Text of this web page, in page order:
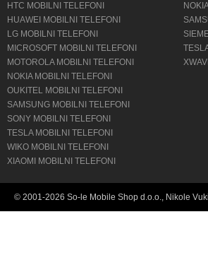
HTC MOBILNI TELEFONI
HUAWEI MOBILNI TELEFONI
LG MOBILNI TELEFONI
MICROSOFT MOBILNI TELEFONI
MOTOROLA MOBILNI TELEFONI
NOKIA MOBILNI TELEFONI
OUKITEL MOBILNI TELEFONI
SAMSUNG MOBILNI TELEFONI
SONY MOBILNI TELEFONI
TESLA MOBILNI TELEFONI
WIKO MOBILNI TELEFONI
XIAOMI MOBILNI TELEFONI
© 2001-2026 So-le Mobile Shop d.o.o., Nikole